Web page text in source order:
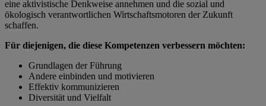
eine aktivistische Denkweise annehmen und die sozial und
ökologisch verantwortlichen Wirtschaftsmotoren der Zukunft
schaffen.
Für diejenigen, die diese Kompetenzen verbessern möchten:
Grundlagen der Führung
Andere einbinden und motivieren
Effektiv kommunizieren
Diversität und Vielfalt